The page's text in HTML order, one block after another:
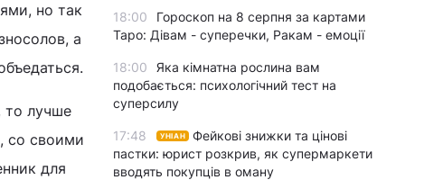
но так
а
то лучше
со своими
для
18:00
Гороскоп на 8 серпня за картами
Таро: Дівам - суперечки, Ракам - емоції
18:00
Яка кімнатна рослина вам
подобається: психологічний тест на
суперсилу
17:48 УНІАН
Фейкові знижки та цінові
пастки: юрист розкрив, як супермаркети
вводять покупців в оману